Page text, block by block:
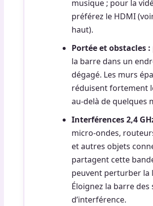
musique ; pour la
préférez le HDMI
haut).
Portée et obstacles :
la barre dans un
dégagé. Les murs
réduisent fortement
au-delà de quelques
Interférences 2,4
micro-ondes,
et autres objets
partagent cette
peuvent perturber la
Éloignez la barre des
d’interférence.